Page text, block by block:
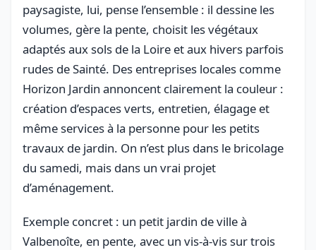
paysagiste, lui, pense l’ensemble : il dessine les
volumes, gère la pente, choisit les végétaux
adaptés aux sols de la Loire et aux hivers parfois
rudes de Sainté. Des entreprises locales comme
Horizon Jardin annoncent clairement la couleur :
création d’espaces verts, entretien, élagage et
même services à la personne pour les petits
travaux de jardin. On n’est plus dans le bricolage
du samedi, mais dans un vrai projet
d’aménagement.
Exemple concret : un petit jardin de ville à
Valbenoîte, en pente, avec un vis-à-vis sur trois